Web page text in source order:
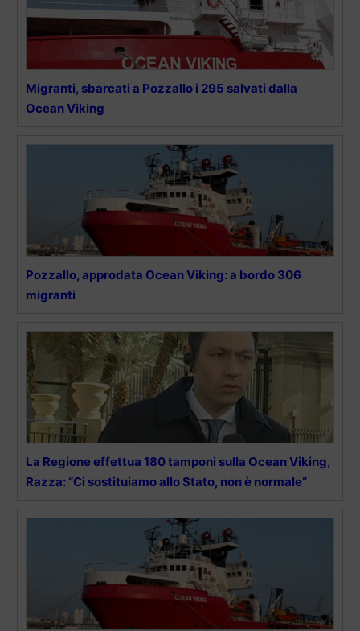
Migranti, sbarcati a Pozzallo i 295 salvati dalla
Ocean Viking
Pozzallo, approdata Ocean Viking: a bordo 306
migranti
La Regione effettua 180 tamponi sulla Ocean Viking,
Razza: “Ci sostituiamo allo Stato, non è normale”